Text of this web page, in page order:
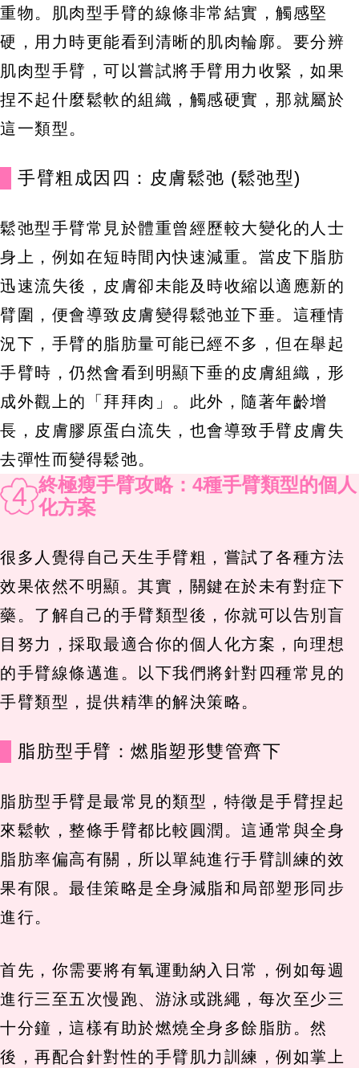
重物。肌肉型手臂的線條非常結實，觸感堅
硬，用力時更能看到清晰的肌肉輪廓。要分辨
肌肉型手臂，可以嘗試將手臂用力收緊，如果
捏不起什麼鬆軟的組織，觸感硬實，那就屬於
這一類型。
手臂粗成因四：皮膚鬆弛 (鬆弛型)
鬆弛型手臂常見於體重曾經歷較大變化的人士
身上，例如在短時間內快速減重。當皮下脂肪
迅速流失後，皮膚卻未能及時收縮以適應新的
臂圍，便會導致皮膚變得鬆弛並下垂。這種情
況下，手臂的脂肪量可能已經不多，但在舉起
手臂時，仍然會看到明顯下垂的皮膚組織，形
成外觀上的「拜拜肉」。此外，隨著年齡增
長，皮膚膠原蛋白流失，也會導致手臂皮膚失
去彈性而變得鬆弛。
4 終極瘦手臂攻略：4種手臂類型的個人
化方案
很多人覺得自己天生手臂粗，嘗試了各種方法
效果依然不明顯。其實，關鍵在於未有對症下
藥。了解自己的手臂類型後，你就可以告別盲
目努力，採取最適合你的個人化方案，向理想
的手臂線條邁進。以下我們將針對四種常見的
手臂類型，提供精準的解決策略。
脂肪型手臂：燃脂塑形雙管齊下
脂肪型手臂是最常見的類型，特徵是手臂捏起
來鬆軟，整條手臂都比較圓潤。這通常與全身
脂肪率偏高有關，所以單純進行手臂訓練的效
果有限。最佳策略是全身減脂和局部塑形同步
進行。
首先，你需要將有氧運動納入日常，例如每週
進行三至五次慢跑、游泳或跳繩，每次至少三
十分鐘，這樣有助於燃燒全身多餘脂肪。然
後，再配合針對性的手臂肌力訓練，例如掌上